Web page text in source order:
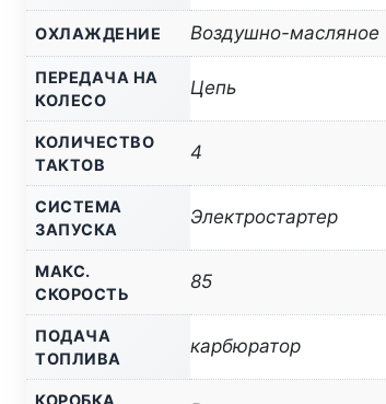
ОХЛАЖДЕНИЕ Воздушно-масляное
ПЕРЕДАЧА НА
КОЛЕСО
Цепь
КОЛИЧЕСТВО
ТАКТОВ
4
СИСТЕМА
ЗАПУСКА
Электростартер
МАКС.
СКОРОСТЬ
85
ПОДАЧА
ТОПЛИВА
карбюратор